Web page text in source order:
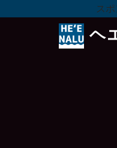
ス
ヘ